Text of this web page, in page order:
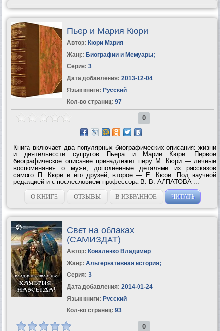
Пьер и Мария Кюри
Автор: Кюри Мария
Жанр: Биографии и Мемуары;
Серия: 3
Дата добавления: 2013-12-04
Язык книги: Русский
Кол-во страниц: 97
0
Книга включает два популярных биографических описания: жизни
и деятельности супругов Пьера и Марии Кюри. Первое
биографическое описание принадлежит перу М. Кюри — личные
воспоминания о муже, дополненные деталями из рассказов
самого П. Кюри и его друзей; второе — Е. Кюри. Под научной
редакцией и с послесловием профессора В. В. АЛПАТОВА ...
О КНИГЕ
ОТЗЫВЫ В ИЗБРАННОЕ ЧИТАТЬ
Свет на облаках
(САМИЗДАТ)
Автор: Коваленко Владимир
Жанр: Альтернативная история;
Серия: 3
Дата добавления: 2014-01-24
Язык книги: Русский
Кол-во страниц: 93
0